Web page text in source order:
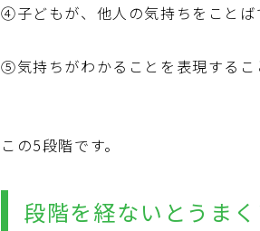
④子どもが、他人の気持ちをことば
⑤気持ちがわかることを表現するこ
この5段階です。
段階を経ないとうま